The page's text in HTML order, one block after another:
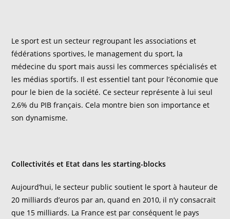
Le sport est un secteur regroupant les associations et
fédérations sportives, le management du sport, la
médecine du sport mais aussi les commerces spécialisés et
les médias sportifs. Il est essentiel tant pour l’économie que
pour le bien de la société. Ce secteur représente à lui seul
2,6% du PIB français. Cela montre bien son importance et
son dynamisme.
Collectivités et Etat dans les starting-blocks
Aujourd’hui, le secteur public soutient le sport à hauteur de
20 milliards d’euros par an, quand en 2010, il n’y consacrait
que 15 milliards. La France est par conséquent le pays